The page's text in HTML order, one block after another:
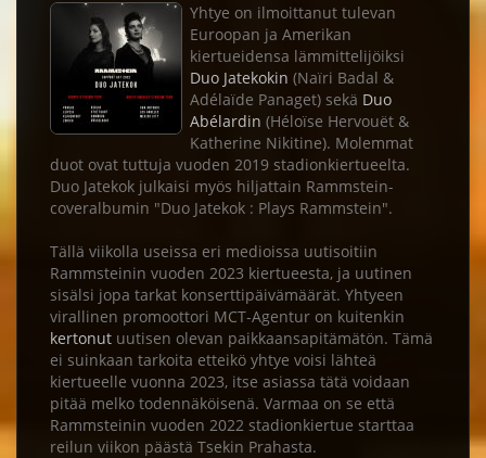
Yhtye on ilmoittanut tulevan
Euroopan ja Amerikan
kiertueidensa lämmittelijöiksi
Duo Jatekokin (Naïri Badal &
Adélaïde Panaget) sekä Duo
Abélardin (Héloïse Hervouët &
Katherine Nikitine). Molemmat
duot ovat tuttuja vuoden 2019 stadionkiertueelta.
Duo Jatekok julkaisi myös hiljattain Rammstein-
coveralbumin "Duo Jatekok : Plays Rammstein".
Tällä viikolla useissa eri medioissa uutisoitiin
Rammsteinin vuoden 2023 kiertueesta, ja uutinen
sisälsi jopa tarkat konserttipäivämäärät. Yhtyeen
virallinen promoottori MCT-Agentur on kuitenkin
kertonut uutisen olevan paikkaansapitämätön. Tämä
ei suinkaan tarkoita etteikö yhtye voisi lähteä
kiertueelle vuonna 2023, itse asiassa tätä voidaan
pitää melko todennäköisenä. Varmaa on se että
Rammsteinin vuoden 2022 stadionkiertue starttaa
reilun viikon päästä Tsekin Prahasta.